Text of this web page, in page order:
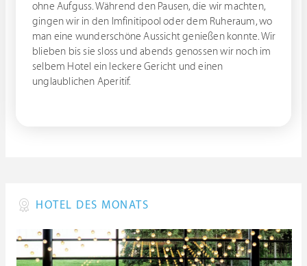
ohne Aufguss. Während den Pausen, die wir machten,
gingen wir in den Imfinitipool oder dem Ruheraum, wo
man eine wunderschöne Aussicht genießen konnte. Wir
blieben bis sie sloss und abends genossen wir noch im
selbem Hotel ein leckere Gericht und einen
unglaublichen Aperitif.
HOTEL DES MONATS